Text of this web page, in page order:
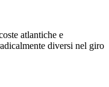
atlantiche e
diversi nel giro